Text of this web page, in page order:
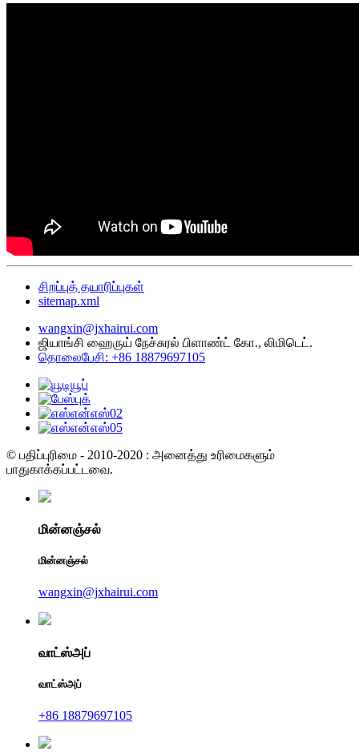
சிறப்புத் தயாரிப்புகள்
sitemap.xml
wangxin@jxhairui.com
ஜியாங்சி ஹைருய் நேச்சுரல் பிளாண்ட் கோ., லிமிடெட்.
தொலைபேசி: +86 18879697105
© பதிப்புரிமை - 2010-2020 : அனைத்து உரிமைகளும்
பாதுகாக்கப்பட்டவை.
மின்னஞ்சல்
மின்னஞ்சல்
wangxin@jxhairui.com
வாட்ஸ்அப்
வாட்ஸ்அப்
+86 18879697105